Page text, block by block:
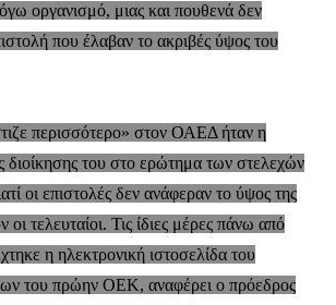
οργανισμό, μιας και πουθενά δεν
που έλαβαν το ακριβές ύψος του
περισσότερο» στον ΟΑΕΔ ήταν η
διοίκησης του στο ερώτημα των στελεχών
οι επιστολές δεν ανάφεραν το ύψος της
τελευταίοι. Τις ίδιες μέρες πάνω από
η ηλεκτρονική ιστοσελίδα του
του πρώην ΟΕΚ, αναφέρει ο πρόεδρος